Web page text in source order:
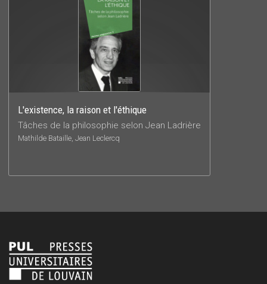
L'existence, la raison et l'éthique
Tâches de la philosophie selon Jean Ladrière
Mathilde Bataille, Jean Leclercq